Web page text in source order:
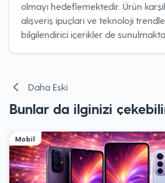
olmayı hedeflemektedir. Ürün
alışveriş ipuçları ve teknoloji
bilgilendirici içerikler de
Yazı
Daha Eski
Bunlar da ilginizi
Mobil